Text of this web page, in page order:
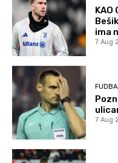
KAO
ima
7 Aug
7 Aug